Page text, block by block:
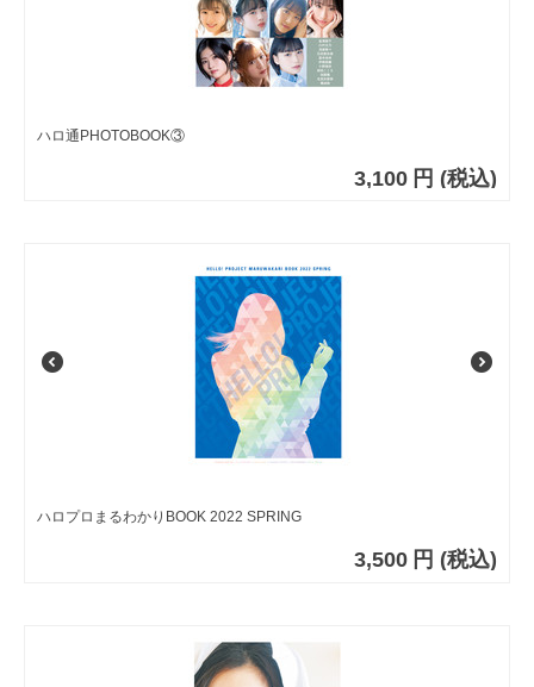
ハロ通PHOTOBOOK③
3,100 円 (税込)
ハロプロまるわかりBOOK 2022 SPRING
3,500 円 (税込)